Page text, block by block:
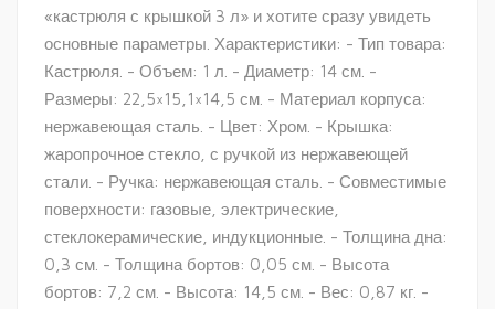
«кастрюля с крышкой 3 л» и хотите сразу увидеть
основные параметры. Характеристики: - Тип товара:
Кастрюля. - Объем: 1 л. - Диаметр: 14 см. -
Размеры: 22,5×15,1×14,5 см. - Материал корпуса:
нержавеющая сталь. - Цвет: Хром. - Крышка:
жаропрочное стекло, с ручкой из нержавеющей
стали. - Ручка: нержавеющая сталь. - Совместимые
поверхности: газовые, электрические,
стеклокерамические, индукционные. - Толщина дна:
0,3 см. - Толщина бортов: 0,05 см. - Высота
бортов: 7,2 см. - Высота: 14,5 см. - Вес: 0,87 кг. -